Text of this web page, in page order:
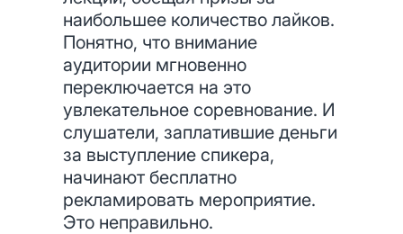
наибольшее количество лайков.
Понятно, что внимание
аудитории мгновенно
переключается на это
увлекательное соревнование. И
слушатели, заплатившие деньги
за выступление спикера,
начинают бесплатно
рекламировать мероприятие.
Это неправильно.